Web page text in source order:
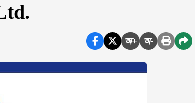
অ+ অ-